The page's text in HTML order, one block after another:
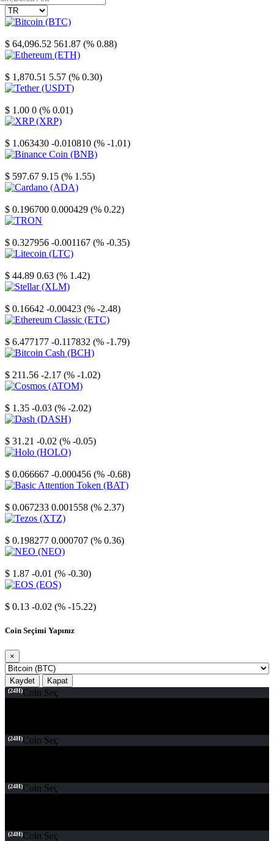
$ 64,096.52 561.87 (% 0.88)
$ 1,870.51 5.57 (% 0.30)
$ 1.00 0 (% 0.01)
$ 1.063430 -0.010810 (% -1.01)
$ 597.67 9.15 (% 1.55)
$ 0.196700 0.000429 (% 0.22)
$ 0.327956 -0.001167 (% -0.35)
$ 44.89 0.63 (% 1.42)
$ 0.16642 -0.00423 (% -2.48)
$ 6.477177 -0.117832 (% -1.79)
$ 211.56 -2.17 (% -1.02)
$ 1.35 -0.03 (% -2.02)
$ 31.21 -0.02 (% -0.05)
$ 0.066667 -0.000456 (% -0.68)
$ 0.067233 0.001558 (% 2.37)
$ 0.198277 0.000707 (% 0.36)
$ 1.87 -0.01 (% -0.30)
$ 0.13 -0.02 (% -15.22)
Coin Seçimi Yapınız
×
Kaydet Kapat
(24H)Coin Seç
(24H)Coin Seç
(24H)Coin Seç
(24H)Coin Seç